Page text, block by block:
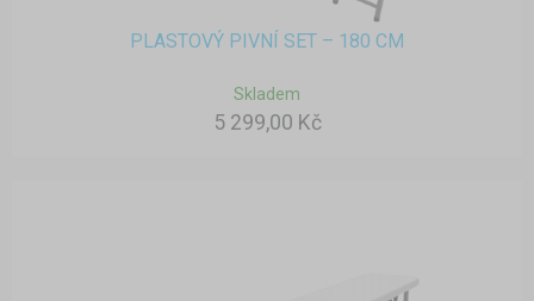
PLASTOVÝ PIVNÍ SET – 180 CM
Skladem
5 299,00 Kč